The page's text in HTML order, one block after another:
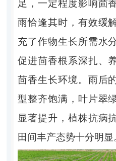
足，一定程度影响茴
雨恰逢其时，有效缓
充了作物生长所需水
促进茴香根系深扎、
茴香生长环境。雨后
型整齐饱满，叶片翠
显著提升，植株抗病
田间丰产态势十分明显